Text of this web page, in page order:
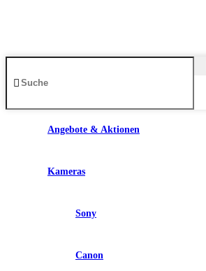
Angebote & Aktionen
Kameras
Sony
Canon